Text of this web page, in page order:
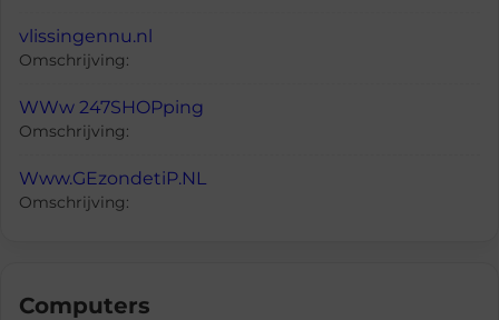
vlissingennu.nl
Omschrijving:
WWw 247SHOPping
Omschrijving:
Www.GEzondetiP.NL
Omschrijving:
Computers